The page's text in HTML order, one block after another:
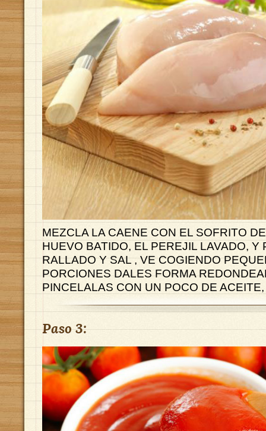
MEZCLA LA CAENE CON EL SOFRITO
HUEVO BATIDO, EL PEREJIL LAVADO, Y
RALLADO Y SAL , VE COGIENDO
PORCIONES DALES FORMA
PINCELALAS CON UN POCO DE ACEITE,
Paso 3: